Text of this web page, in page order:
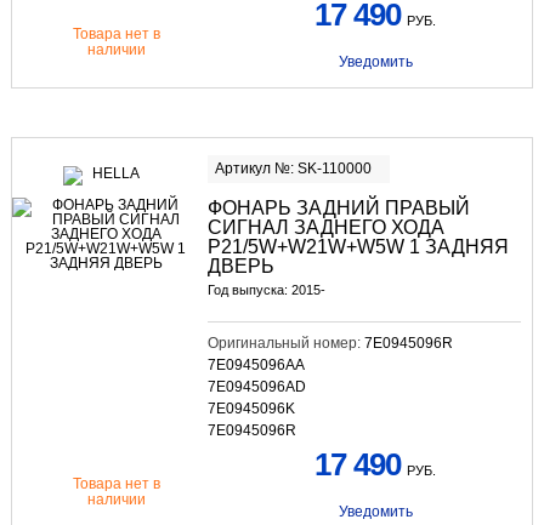
Товара нет в
наличии
17 490 РУБ.
Уведомить
Артикул №: SK-110000
ФОНАРЬ ЗАДНИЙ ПРАВЫЙ
СИГНАЛ ЗАДНЕГО ХОДА
P21/5W+W21W+W5W 1 ЗАДНЯЯ
ДВЕРЬ
Год выпуска: 2015-
Оригинальный номер: 7E0945096R
7E0945096AA
7E0945096AD
7E0945096K
7E0945096R
Товара нет в
наличии
17 490 РУБ.
Уведомить